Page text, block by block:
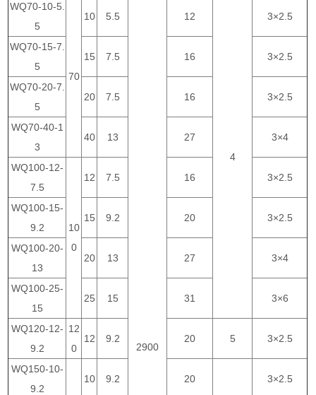
2900
WQ70-10-5.
5
70
10 5.5 12
4
3×2.5
WQ70-15-7.
5
15 7.5 16 3×2.5
WQ70-20-7.
5
20 7.5 16 3×2.5
WQ70-40-1
3
40 13 27 3×4
WQ100-12-
7.5
10
0
12 7.5 16 3×2.5
WQ100-15-
9.2
15 9.2 20 3×2.5
WQ100-20-
13
20 13 27 3×4
WQ100-25-
15
25 15 31 3×6
WQ120-12-
9.2
12
0
12 9.2 20 5 3×2.5
WQ150-10-
9.2
10 9.2 20 3×2.5